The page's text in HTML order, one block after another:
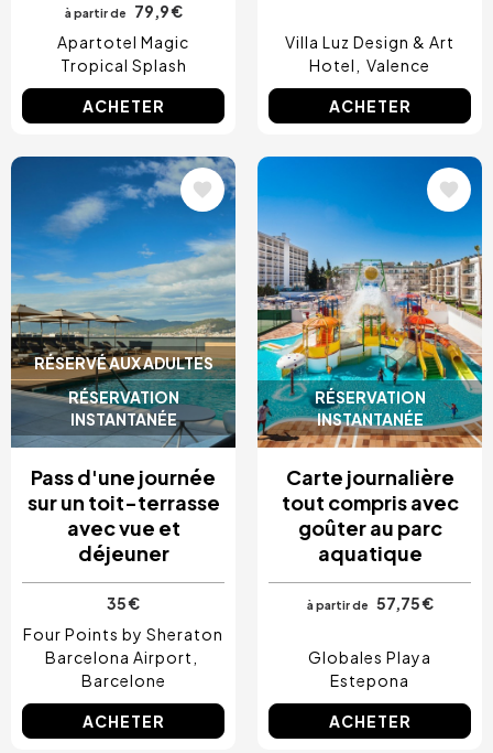
à partir de
79,9 €
Apartotel Magic
Tropical Splash
ACHETER
Villa Luz Design & Art
Hotel
Valence
ACHETER
RÉSERVÉ AUX ADULTES
RÉSERVATION
INSTANTANÉE
Image
Pass d'une journée
sur un toit-terrasse
avec vue et
déjeuner
35 €
Four Points by Sheraton
Barcelona Airport
Barcelone
ACHETER
RÉSERVATION
INSTANTANÉE
Image
Carte journalière
tout compris avec
goûter au parc
aquatique
à partir de 57,75 €
Globales Playa
Estepona
ACHETER